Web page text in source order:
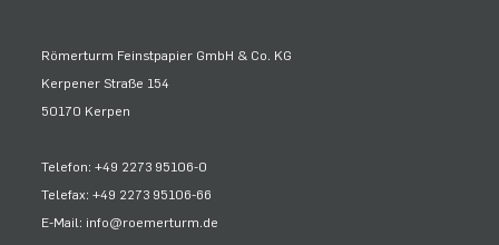
Römerturm Feinstpapier GmbH & Co. KG
Kerpener Straße 154
50170 Kerpen
Telefon: +49 2273 95106-0
Telefax: +49 2273 95106-66
E-Mail: info@roemerturm.de